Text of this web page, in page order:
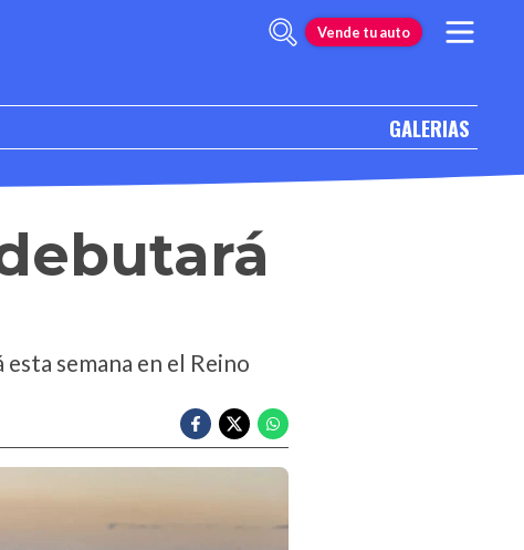
Vende tu auto
GALERIAS
semana en el Reino